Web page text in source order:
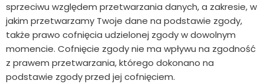
sprzeciwu względem przetwarzania danych, a zakresie, w
jakim przetwarzamy Twoje dane na podstawie zgody,
także prawo cofnięcia udzielonej zgody w dowolnym
momencie. Cofnięcie zgody nie ma wpływu na zgodność
z prawem przetwarzania, którego dokonano na
podstawie zgody przed jej cofnięciem.